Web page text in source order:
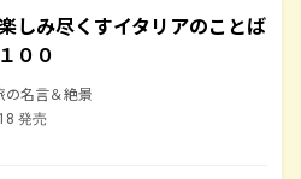
しみ尽くすイタリアのことば
００
の名言＆絶景
発売